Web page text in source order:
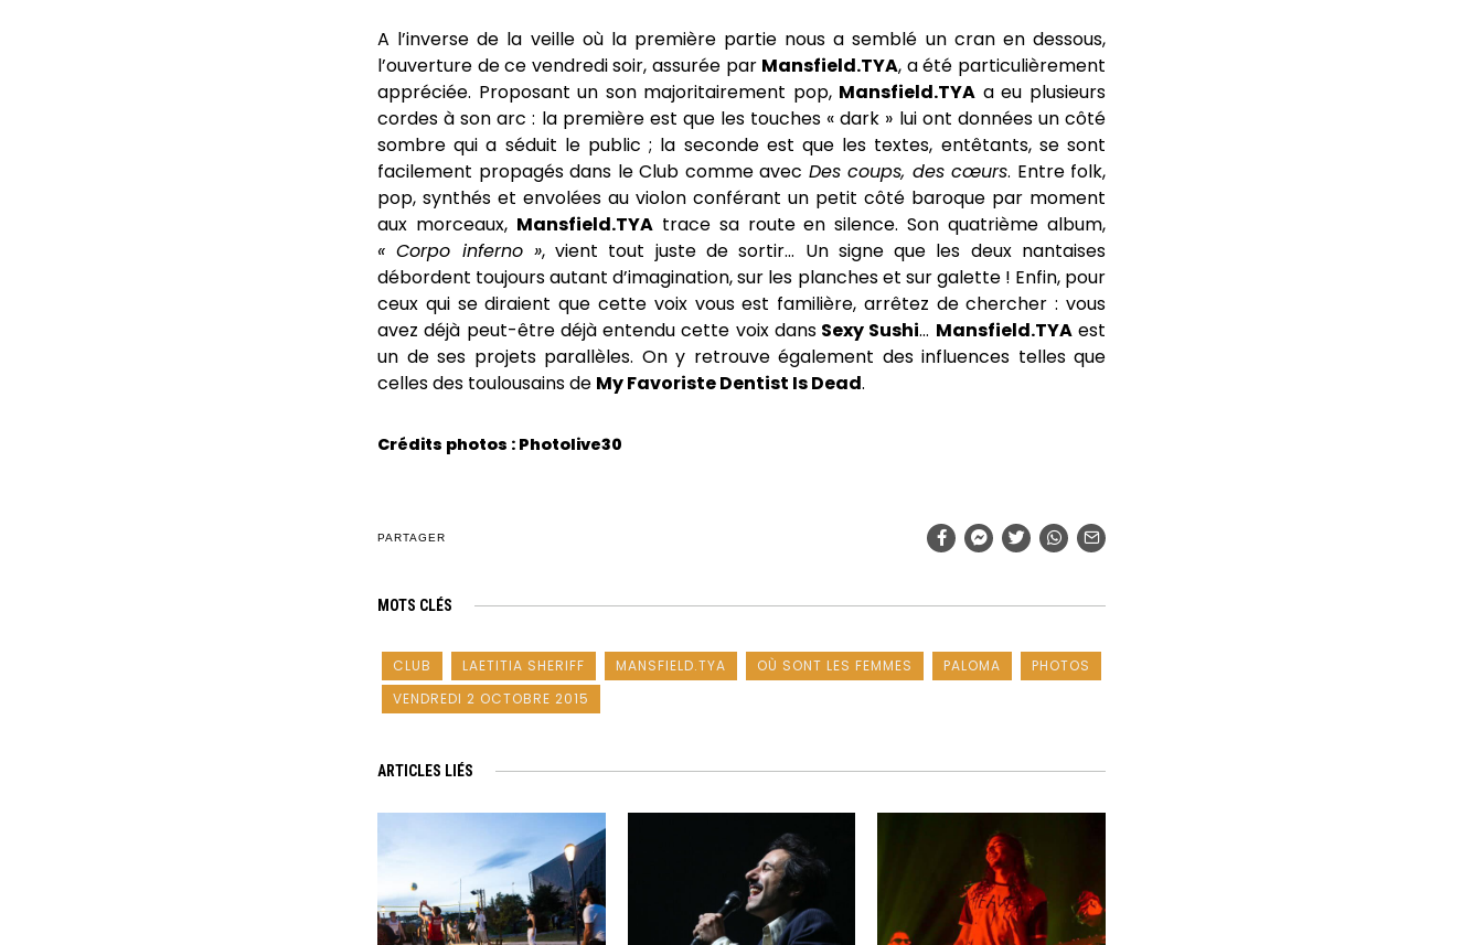
A l’inverse de la veille où la première partie nous a semblé un cran en dessous,
l’ouverture de ce vendredi soir, assurée par Mansfield.TYA, a été particulièrement
appréciée. Proposant un son majoritairement pop, Mansfield.TYA a eu plusieurs
cordes à son arc : la première est que les touches « dark » lui ont données un côté
sombre qui a séduit le public ; la seconde est que les textes, entêtants, se sont
facilement propagés dans le Club comme avec Des coups, des cœurs. Entre folk,
pop, synthés et envolées au violon conférant un petit côté baroque par moment
aux morceaux, Mansfield.TYAtrace sa route en silence. Son quatrième album,
« Corpo inferno », vient tout juste de sortir… Un signe que les deux nantaises
débordent toujours autant d’imagination, sur les planches et sur galette ! Enfin, pour
ceux qui se diraient que cette voix vous est familière, arrêtez de chercher : vous
avez déjà peut-être déjà entendu cette voix dansSexy Sushi… Mansfield.TYAest
un de ses projets parallèles. On y retrouve également des influences telles que
celles des toulousains de My Favoriste Dentist Is Dead.
Crédits photos : Photolive30
PARTAGER
MOTS CLÉS
CLUB LAETITIA SHERIFF MANSFIELD.TYA OÙ SONT LES FEMMES PALOMA
PHOTOS
VENDREDI 2 OCTOBRE 2015
ARTICLES LIÉS